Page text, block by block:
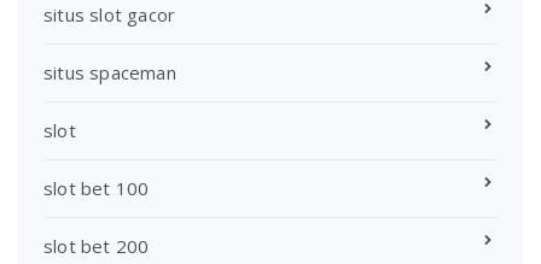
situs slot gacor
situs spaceman
slot
slot bet 100
slot bet 200